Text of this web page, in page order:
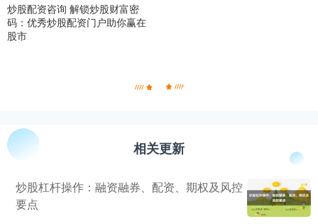
炒股配资咨询 解锁炒股财富密
码：优秀炒股配资门户助你赢在
股市
相关更新
炒股杠杆操作：融资融券、配资、期权及风控
要点